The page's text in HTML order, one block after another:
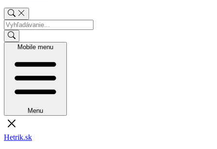
Mobile menu
Menu
Hetrik.sk